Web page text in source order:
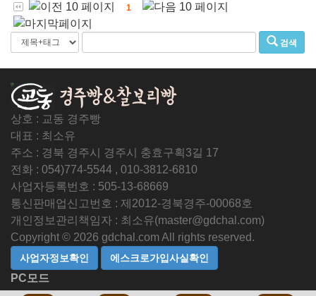
1
검색
상호 : 교동 경주빵
대표 : 최소유
주소 : 경북 경주시 경주시 충효구획3길 17
전화 : 054)774-5544 , 010-3812-6810
사업자등록번호 : 505-13-68669
통신판매업신고번호 : 제2012-경북경주-00068호
개인정보관리책임자 : 최소유(master@gdchal.com)
Copyright © 2026 gdchal.com All rights reserved.
PC모드